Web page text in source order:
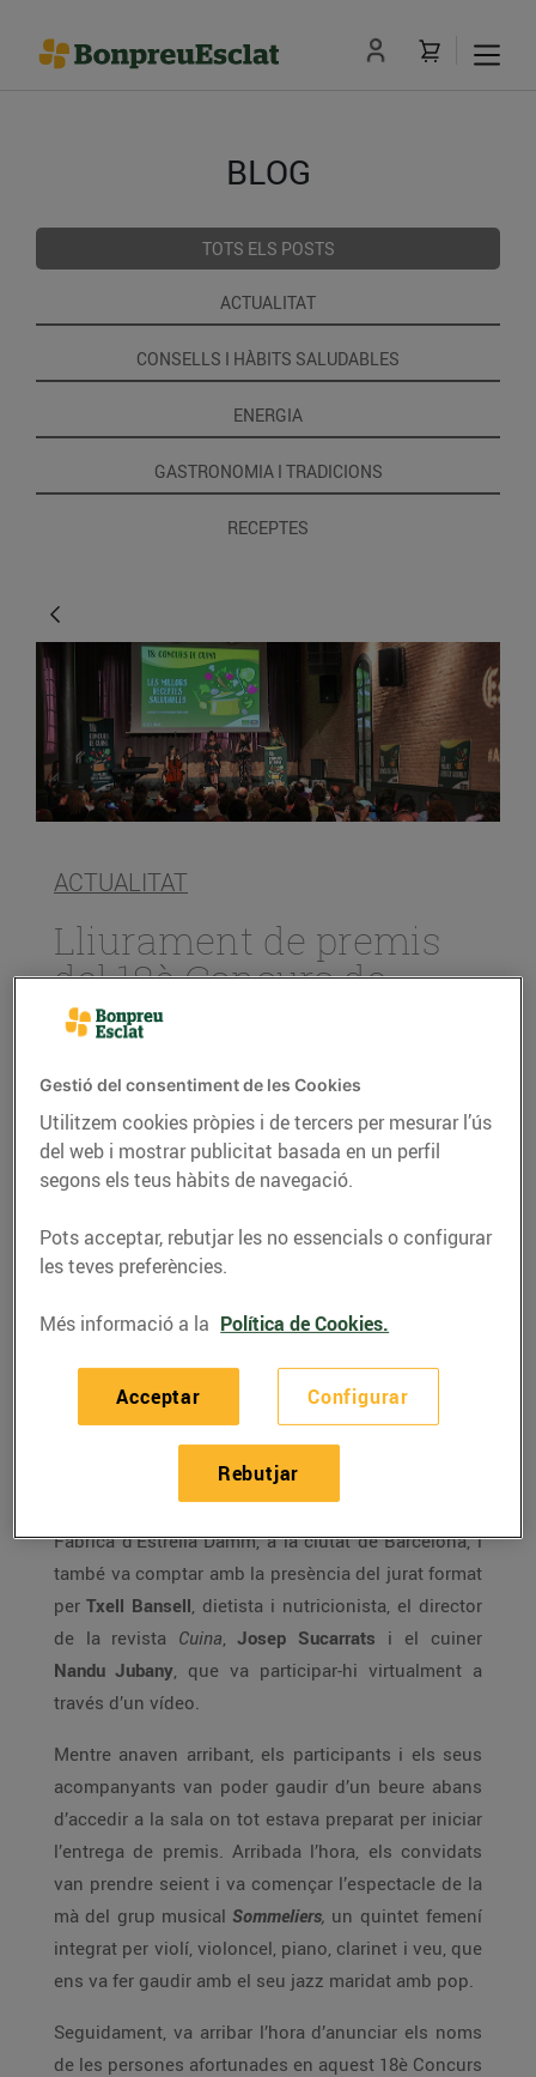
BLOG
TOTS ELS POSTS
ACTUALITAT
CONSELLS I HÀBITS SALUDABLES
ENERGIA
GASTRONOMIA I TRADICIONS
RECEPTES
ACTUALITAT
Lliurament de premis
del 18è Concurs de
Cuina
El passat dilluns 3 de juliol, vam celebrar l’acte de
lliurament de premis de la 18a edició del nostre
concurs de cuina, enguany centrat en les receptes
cuina saludable.L’acte va tenir lloc a l’Antiga
Fàbrica d’Estrella Damm, a la ciutat de Barcelona, i
també va comptar amb la presència del jurat format
per Txell Bansell, dietista i nutricionista, el director
de la revista Cuina, Josep Sucarrats i el cuiner
Nandu Jubany, que va participar-hi virtualment a
través d’un vídeo.
Mentre anaven arribant, els participants i els seus
acompanyants van poder gaudir d’un beure abans
d’accedir a la sala on tot estava preparat per iniciar
l’entrega de premis. Arribada l’hora, els convidats
van prendre seient i va començar l’espectacle de la
mà del grup musical Sommeliers, un quintet femení
integrat per violí, violoncel, piano, clarinet i veu, que
ens va fer gaudir amb el seu jazz maridat amb pop.
Seguidament, va arribar l’hora d’anunciar els noms
de les persones afortunades en aquest 18è Concurs
Gestió del consentiment de les Cookies
Utilitzem cookies pròpies i de tercers per mesurar l’ús
del web i mostrar publicitat basada en un perfil
segons els teus hàbits de navegació.
Pots acceptar, rebutjar les no essencials o configurar
les teves preferències.
Més informació a la Política de Cookies.
Configurar
Rebutjar
Acceptar